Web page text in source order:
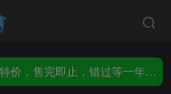
2026年新增【永久会员】限时特价，售完即止，错过等一年！！！
2026年新增【永久会员】限时特价，售完即止，错过等一年！！！